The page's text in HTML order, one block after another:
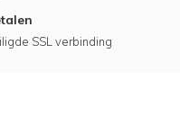
SSL verbinding